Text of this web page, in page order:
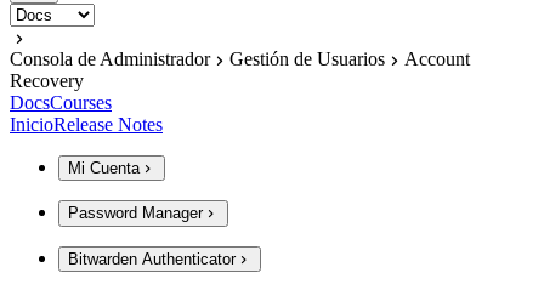
Consola de Administrador Gestión de Usuarios
Account
Recovery
DocsCourses
InicioRelease Notes
Mi Cuenta
Password Manager
Bitwarden Authenticator